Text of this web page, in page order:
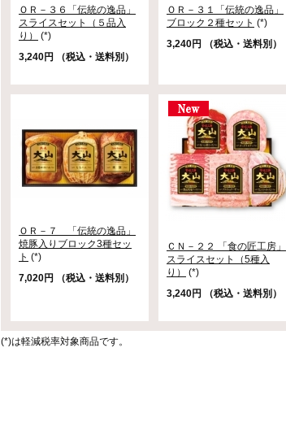
ＯＲ－３６「伝統の逸品」
スライスセット（５品入
り）
(*)
3,240円 （税込・送料別）
ＯＲ－３１「伝統の逸品」
ブロック２種セット (*)
3,240円 （税込・送料別）
ＯＲ－７ 「伝統の逸品」
焼豚入りブロック3種セッ
ト (*)
7,020円 （税込・送料別）
ＣＮ－２２ 「食の匠工房」
スライスセット（5種入
り）
(*)
3,240円 （税込・送料別）
(*)は軽減税率対象商品です。